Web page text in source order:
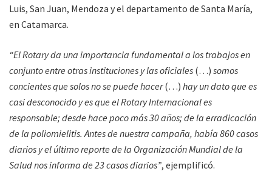
Luis, San Juan, Mendoza y el departamento de Santa María,
en Catamarca.
“El Rotary da una importancia fundamental a los trabajos en
conjunto entre otras instituciones y las oficiales (…) somos
concientes que solos no se puede hacer(…) hay un dato que es
casi desconocido y es que el Rotary Internacional es
responsable; desde hace poco más 30 años; de la erradicación
de la poliomielitis. Antes de nuestra campaña, había 860 casos
diarios y el último reporte de la Organización Mundial de la
Salud nos informa de 23 casos diarios”, ejemplificó.